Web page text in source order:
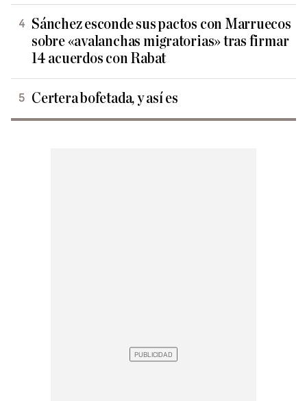
Sánchez esconde sus pactos con Marruecos
sobre «avalanchas migratorias» tras firmar
14 acuerdos con Rabat
Certera bofetada, y así es